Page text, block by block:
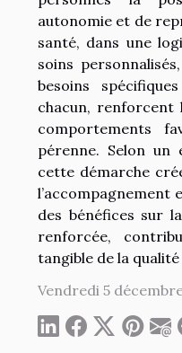
autonomie et de
santé, dans une
soins
besoins
chacun, renforcent
comportements
pérenne. Selon un
cette démarche
l’accompagnement
des bénéfices sur
renforcée,
tangible de la
Vendredi 5